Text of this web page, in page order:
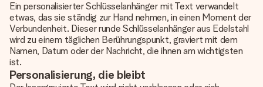
Ein personalisierter Schlüsselanhänger mit Text verwandelt
etwas, das sie ständig zur Hand nehmen, in einen Moment der
Verbundenheit. Dieser runde Schlüsselanhänger aus Edelstahl
wird zu einem täglichen Berührungspunkt, graviert mit dem
Namen, Datum oder der Nachricht, die ihnen am wichtigsten
ist.
Personalisierung, die bleibt